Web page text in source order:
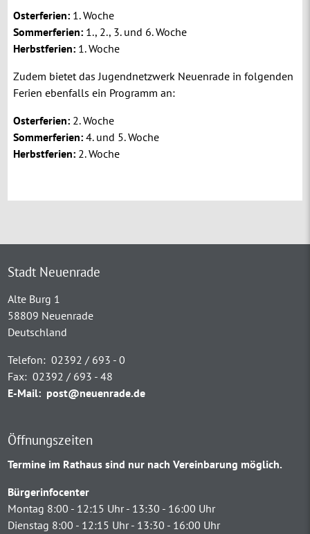
Osterferien: 1. Woche
Sommerferien: 1., 2., 3. und 6. Woche
Herbstferien: 1. Woche
Zudem bietet das Jugendnetzwerk Neuenrade in folgenden
Ferien ebenfalls ein Programm an:
Osterferien: 2. Woche
Sommerferien: 4. und 5. Woche
Herbstferien: 2. Woche
Stadt Neuenrade
Alte Burg 1
58809 Neuenrade
Deutschland
Telefon: 02392 / 693 - 0
Fax: 02392 / 693 - 48
E-Mail: post@neuenrade.de
Öffnungszeiten
Termine im Rathaus sind nur nach Vereinbarung möglich.
Bürgerinfocenter
Montag 8:00 - 12:15 Uhr - 13:30 - 16:00 Uhr
Dienstag 8:00 - 12:15 Uhr - 13:30 - 16:00 Uhr